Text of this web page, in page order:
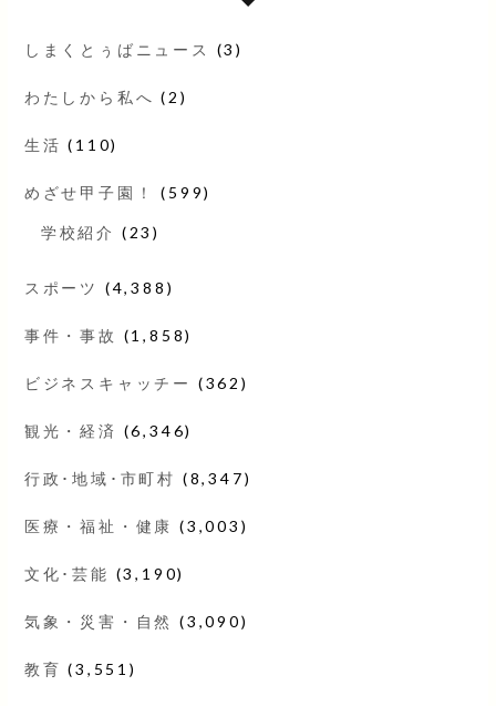
しまくとぅばニュース (3)
わたしから私へ (2)
生活 (110)
めざせ甲子園！ (599)
学校紹介 (23)
スポーツ (4,388)
事件・事故 (1,858)
ビジネスキャッチー (362)
観光・経済 (6,346)
行政･地域･市町村 (8,347)
医療・福祉・健康 (3,003)
文化･芸能 (3,190)
気象・災害・自然 (3,090)
教育 (3,551)